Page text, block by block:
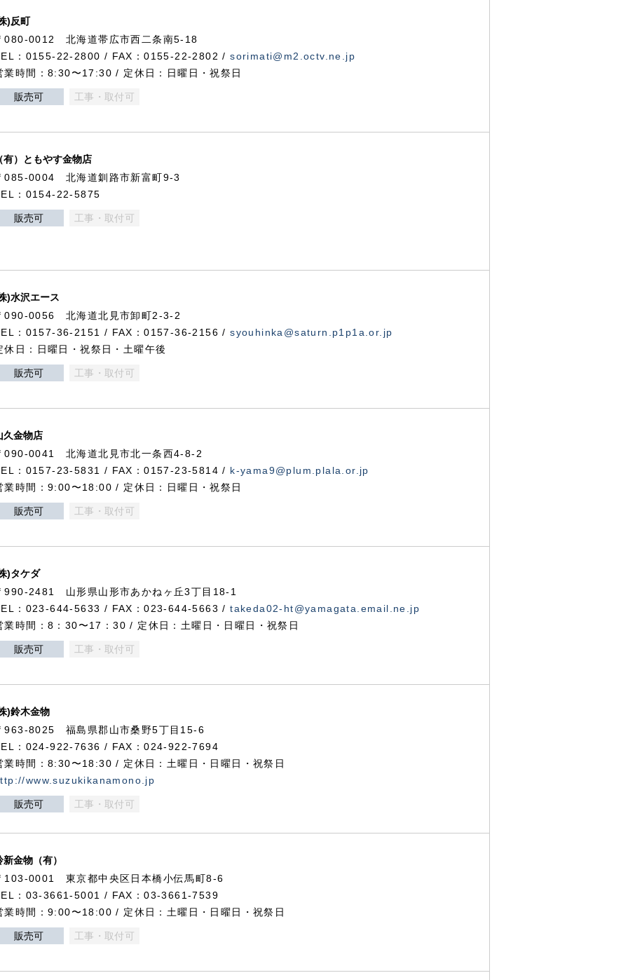
)反町
080-0012 北海道帯広市西二条南5-18
：0155-22-2800 / FAX：0155-22-2802 /sorimati@m2.octv.ne.jp
業時間：8:30〜17:30 / 定休日：日曜日・祝祭日
販売可 工事・取付可
有）ともやす金物店
085-0004 北海道釧路市新富町9-3
：0154-22-5875
販売可 工事・取付可
)水沢エース
090-0056 北海道北見市卸町2-3-2
：0157-36-2151 / FAX：0157-36-2156 /syouhinka@saturn.p1p1a.or.jp
休日：日曜日・祝祭日・土曜午後
販売可 工事・取付可
久金物店
090-0041 北海道北見市北一条西4-8-2
：0157-23-5831 / FAX：0157-23-5814 / k-yama9@plum.plala.or.jp
業時間：9:00〜18:00 / 定休日：日曜日・祝祭日
販売可 工事・取付可
)タケダ
990-2481 山形県山形市あかねヶ丘3丁目18-1
：023-644-5633 / FAX：023-644-5663 /takeda02-ht@yamagata.email.ne.jp
業時間：8：30〜17：30 / 定休日：土曜日・日曜日・祝祭日
販売可 工事・取付可
)鈴木金物
963-8025 福島県郡山市桑野5丁目15-6
：024-922-7636 / FAX：024-922-7694
業時間：8:30〜18:30 / 定休日：土曜日・日曜日・祝祭日
www.suzukikanamono.jp
販売可 工事・取付可
新金物（有）
103-0001 東京都中央区日本橋小伝馬町8-6
：03-3661-5001 / FAX：03-3661-7539
業時間：9:00〜18:00 / 定休日：土曜日・日曜日・祝祭日
販売可 工事・取付可